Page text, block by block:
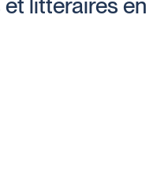
littéraires en